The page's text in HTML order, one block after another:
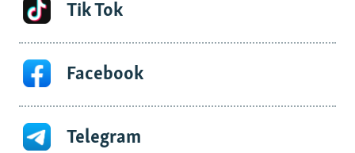
Tik Tok
Facebook
Telegram